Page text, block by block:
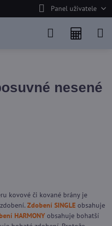
Panel uživatele
nesené
kovové či kované brány je
Zdobení SINGLE obsahuje
HARMONY obsahuje bohatší